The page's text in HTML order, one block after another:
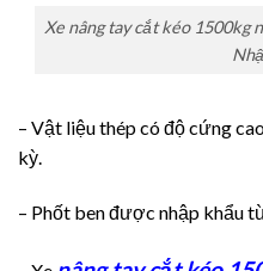
Xe nâng tay cắt kéo 1500kg
– Vật liệu thép có độ cứng
kỳ.
– Phốt ben được nhập khẩu